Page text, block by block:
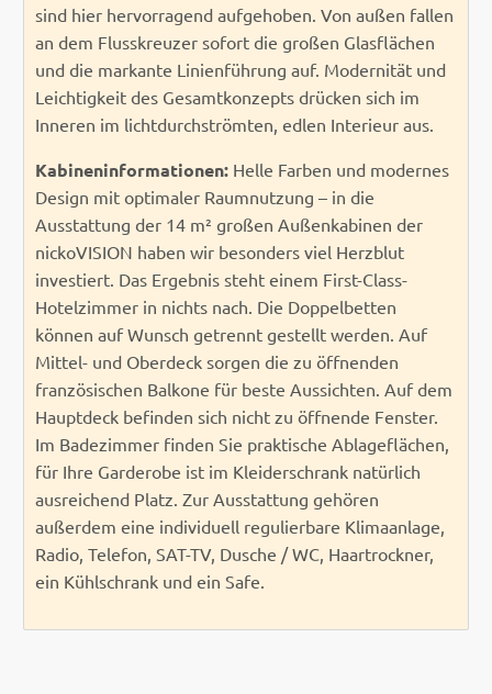
sind hier hervorragend aufgehoben. Von außen fallen
an dem Flusskreuzer sofort die großen Glasflächen
und die markante Linienführung auf. Modernität und
Leichtigkeit des Gesamtkonzepts drücken sich im
Inneren im lichtdurchströmten, edlen Interieur aus.
Kabineninformationen: Helle Farben und modernes
Design mit optimaler Raumnutzung – in die
Ausstattung der 14 m² großen Außenkabinen der
nickoVISION haben wir besonders viel Herzblut
investiert. Das Ergebnis steht einem First-Class-
Hotelzimmer in nichts nach. Die Doppelbetten
können auf Wunsch getrennt gestellt werden. Auf
Mittel- und Oberdeck sorgen die zu öffnenden
französischen Balkone für beste Aussichten. Auf dem
Hauptdeck befinden sich nicht zu öffnende Fenster.
Im Badezimmer finden Sie praktische Ablageflächen,
für Ihre Garderobe ist im Kleiderschrank natürlich
ausreichend Platz. Zur Ausstattung gehören
außerdem eine individuell regulierbare Klimaanlage,
Radio, Telefon, SAT-TV, Dusche / WC, Haartrockner,
ein Kühlschrank und ein Safe.